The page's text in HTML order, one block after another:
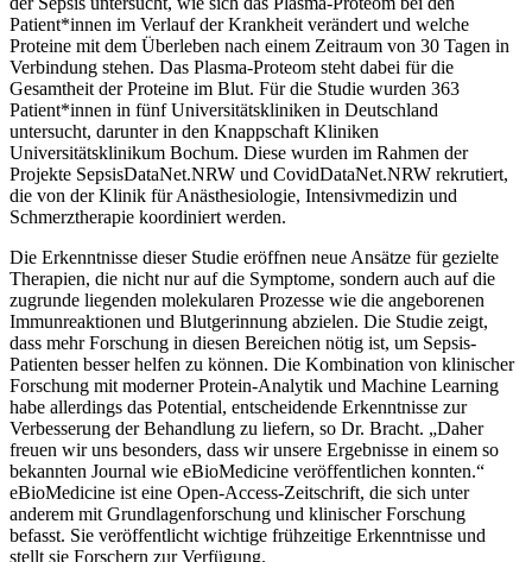
Patient*innen im Verlauf der Krankheit verändert und welche
Proteine mit dem Überleben nach einem Zeitraum von 30 Tagen in
Verbindung stehen. Das Plasma-Proteom steht dabei für die
Gesamtheit der Proteine im Blut. Für die Studie wurden 363
Patient*innen in fünf Universitätskliniken in Deutschland
untersucht, darunter in den Knappschaft Kliniken
Universitätsklinikum Bochum. Diese wurden im Rahmen der
Projekte SepsisDataNet.NRW und CovidDataNet.NRW rekrutiert,
die von der Klinik für Anästhesiologie, Intensivmedizin und
Schmerztherapie koordiniert werden.
Die Erkenntnisse dieser Studie eröffnen neue Ansätze für gezielte
Therapien, die nicht nur auf die Symptome, sondern auch auf die
zugrunde liegenden molekularen Prozesse wie die angeborenen
Immunreaktionen und Blutgerinnung abzielen. Die Studie zeigt,
dass mehr Forschung in diesen Bereichen nötig ist, um Sepsis-
Patienten besser helfen zu können. Die Kombination von klinischer
Forschung mit moderner Protein-Analytik und Machine Learning
habe allerdings das Potential, entscheidende Erkenntnisse zur
Verbesserung der Behandlung zu liefern, so Dr. Bracht. „Daher
freuen wir uns besonders, dass wir unsere Ergebnisse in einem so
bekannten Journal wie eBioMedicine veröffentlichen konnten.“
eBioMedicine ist eine Open-Access-Zeitschrift, die sich unter
anderem mit Grundlagenforschung und klinischer Forschung
befasst. Sie veröffentlicht wichtige frühzeitige Erkenntnisse und
stellt sie Forschern zur Verfügung.